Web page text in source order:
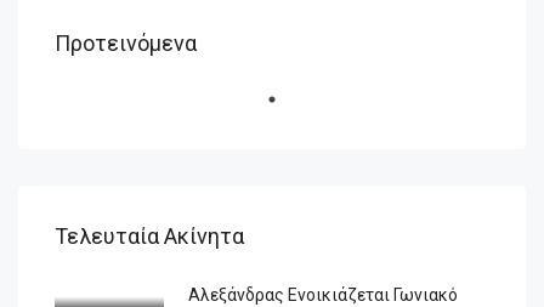
Προτεινόμενα
Τελευταία Ακίνητα
Αλεξάνδρας Ενοικιάζεται Γωνιακό